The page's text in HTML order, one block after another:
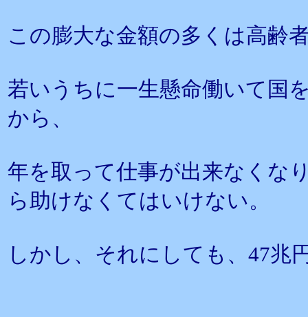
この膨大な金額の多くは高齢
若いうちに一生懸命働いて国
から、
年を取って仕事が出来なくな
ら助けなくてはいけない。
しかし、それにしても、47兆